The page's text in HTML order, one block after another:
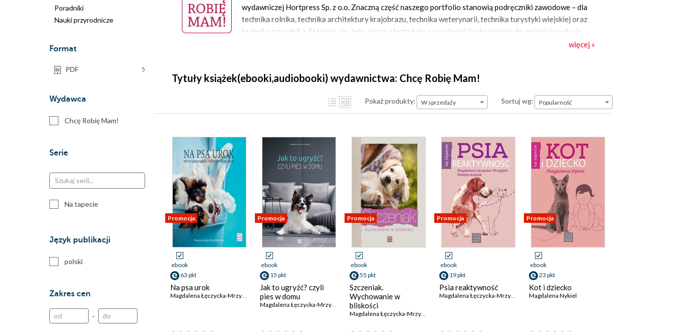
Poradniki
Nauki przyrodnicze
Format
PDF 5
Wydawca
Chcę Robię Mam!
Serie
Na tapecie
Język publikacji
polski
Zakres cen
–
wydawniczej Hortpress Sp. z o.o. Znaczną część naszego portfolio stanowią podręczniki zawodowe – dla
technika rolnika, technika architektury krajobrazu, technika weterynarii, technika turystyki wiejskiej oraz
technika ogrodnika. Staramy się, żeby nasza oferta była coraz lepiej dostosowana do zmieniających się
potrzeb szkolnictwa. Drugim filarem naszej działalności wydawniczej są poradniki z różnych dziedzin życia
więcej »
Tytuły książek(ebooki,audiobooki) wydawnictwa: Chcę Robię Mam!
Pokaż produkty: W sprzedaży Sortuj wg:Popularność
Popularność
Promocja
ebook
63 pkt
Na psa urok
Magdalena Łęczycka-Mrzygłód
Promocja
ebook
15 pkt
Jak to ugryźć? czyli
pies w domu
Magdalena Łęczycka-Mrzygłód
Promocja
ebook
55 pkt
Szczeniak.
Wychowanie w
bliskości
Magdalena Łęczycka-Mrzygłód
Promocja
ebook
19 pkt
Psia reaktywność
Magdalena Łęczycka-Mrzygłód Natalia Kubiak
Promocja
ebook
23 pkt
Kot i dziecko
Magdalena Nykiel